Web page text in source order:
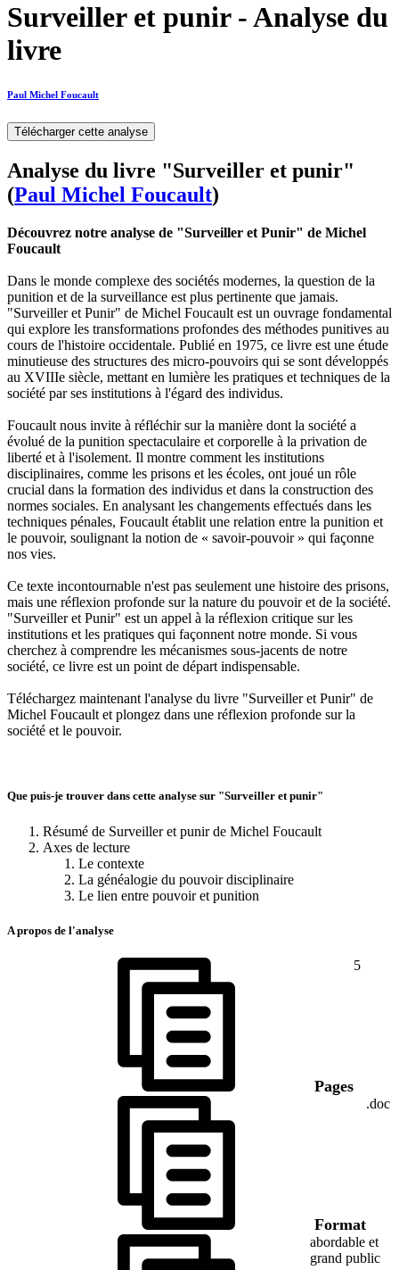
Surveiller et punir - Analyse du
livre
Paul Michel Foucault
Télécharger cette analyse
Analyse du livre "Surveiller et punir"
(Paul Michel Foucault)
Découvrez notre analyse de "Surveiller et Punir" de Michel
Foucault
Dans le monde complexe des sociétés modernes, la question de la
punition et de la surveillance est plus pertinente que jamais.
"Surveiller et Punir" de Michel Foucault est un ouvrage fondamental
qui explore les transformations profondes des méthodes punitives au
cours de l'histoire occidentale. Publié en 1975, ce livre est une étude
minutieuse des structures des micro-pouvoirs qui se sont développés
au XVIIIe siècle, mettant en lumière les pratiques et techniques de la
société par ses institutions à l'égard des individus.
Foucault nous invite à réfléchir sur la manière dont la société a
évolué de la punition spectaculaire et corporelle à la privation de
liberté et à l'isolement. Il montre comment les institutions
disciplinaires, comme les prisons et les écoles, ont joué un rôle
crucial dans la formation des individus et dans la construction des
normes sociales. En analysant les changements effectués dans les
techniques pénales, Foucault établit une relation entre la punition et
le pouvoir, soulignant la notion de « savoir-pouvoir » qui façonne
nos vies.
Ce texte incontournable n'est pas seulement une histoire des prisons,
mais une réflexion profonde sur la nature du pouvoir et de la société.
"Surveiller et Punir" est un appel à la réflexion critique sur les
institutions et les pratiques qui façonnent notre monde. Si vous
cherchez à comprendre les mécanismes sous-jacents de notre
société, ce livre est un point de départ indispensable.
Téléchargez maintenant l'analyse du livre "Surveiller et Punir" de
Michel Foucault et plongez dans une réflexion profonde sur la
société et le pouvoir.
Que puis-je trouver dans cette analyse sur "Surveiller et punir"
Résumé de Surveiller et punir de Michel Foucault
Axes de lecture
Le contexte
La généalogie du pouvoir disciplinaire
Le lien entre pouvoir et punition
A propos de l'analyse
Pages
5
Format
.doc
abordable et
grand public